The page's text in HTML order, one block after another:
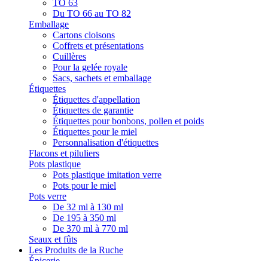
TO 63
Du TO 66 au TO 82
Emballage
Cartons cloisons
Coffrets et présentations
Cuillères
Pour la gelée royale
Sacs, sachets et emballage
Étiquettes
Étiquettes d'appellation
Étiquettes de garantie
Étiquettes pour bonbons, pollen et poids
Étiquettes pour le miel
Personnalisation d'étiquettes
Flacons et piluliers
Pots plastique
Pots plastique imitation verre
Pots pour le miel
Pots verre
De 32 ml à 130 ml
De 195 à 350 ml
De 370 ml à 770 ml
Seaux et fûts
Les Produits de la Ruche